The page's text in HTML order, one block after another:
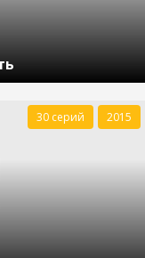
30 серий 2015